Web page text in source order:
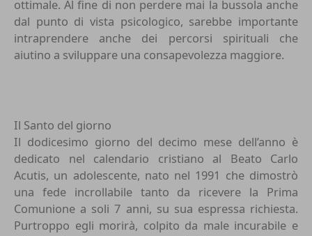
ottimale. Al fine di non perdere mai la bussola anche
dal punto di vista psicologico, sarebbe importante
intraprendere anche dei percorsi spirituali che
aiutino a sviluppare una consapevolezza maggiore.
Il Santo del giorno
Il dodicesimo giorno del decimo mese dell’anno è
dedicato nel calendario cristiano al Beato Carlo
Acutis, un adolescente, nato nel 1991 che dimostrò
una fede incrollabile tanto da ricevere la Prima
Comunione a soli 7 anni, su sua espressa richiesta.
Purtroppo egli morirà, colpito da male incurabile e